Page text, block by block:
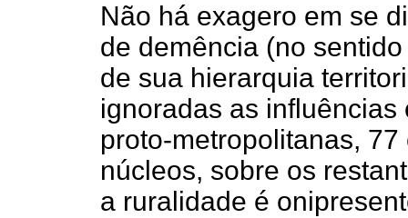
Não há exagero em se
de demência (no
de sua hierarquia
ignoradas as
proto-metropolitanas,
núcleos, sobre os
a ruralidade é